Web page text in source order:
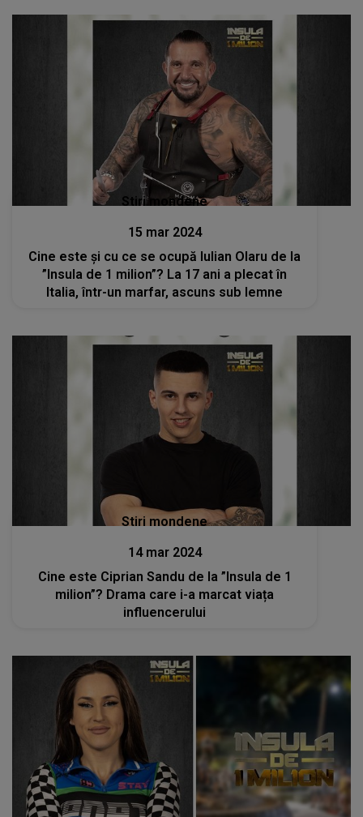
Stiri mondene
15 mar 2024
Cine este și cu ce se ocupă Iulian Olaru de la
”Insula de 1 milion”? La 17 ani a plecat în
Italia, într-un marfar, ascuns sub lemne
Stiri mondene
14 mar 2024
Cine este Ciprian Sandu de la ”Insula de 1
milion”? Drama care i-a marcat viața
influencerului